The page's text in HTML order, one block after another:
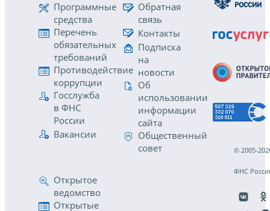
Программные
средства
Перечень
обязательных
требований
Противодействие
коррупции
Госслужба
в ФНС
России
Вакансии
Обратная
связь
Контакты
Подписка
на
новости
Об
использовании
информации
сайта
Общественный
совет
Открытое
ведомство
Открытые
© 2005-
ФНС